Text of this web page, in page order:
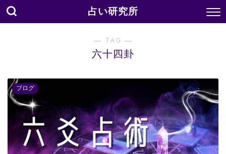
占い研究所
― TAG ―
六十四卦
ブログ